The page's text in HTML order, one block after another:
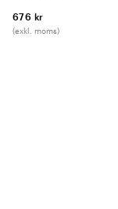
676 kr
(exkl. moms)